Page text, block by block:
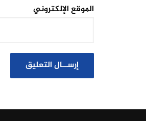
الموقع الإلكتروني